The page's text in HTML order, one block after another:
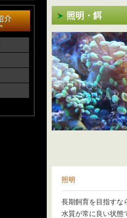
照明・餌
照明
長期飼育を目指すな
水質が常に良い状態